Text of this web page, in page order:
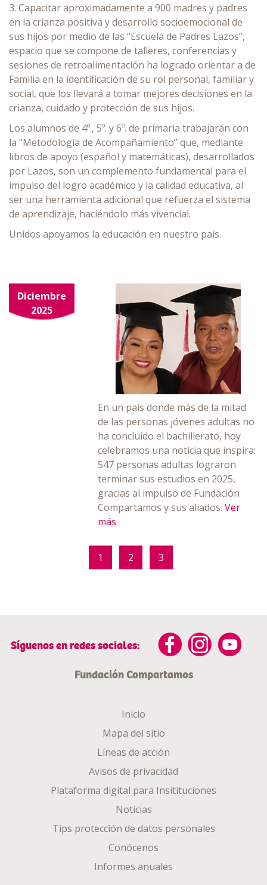
3. Capacitar aproximadamente a 900 madres y padres
en la crianza positiva y desarrollo socioemocional de
sus hijos por medio de las “Escuela de Padres Lazos”,
espacio que se compone de talleres, conferencias y
sesiones de retroalimentación ha logrado orientar a de
Familia en la identificación de su rol personal, familiar y
social, que los llevará a tomar mejores decisiones en la
crianza, cuidado y protección de sus hijos.
Los alumnos de 4º., 5º. y 6º. de primaria trabajarán con
la “Metodología de Acompañamiento” que, mediante
libros de apoyo (español y matemáticas), desarrollados
por Lazos, son un complemento fundamental para el
impulso del logro académico y la calidad educativa, al
ser una herramienta adicional que refuerza el sistema
de aprendizaje, haciéndolo más vivencial.
Unidos apoyamos la educación en nuestro país.
Diciembre
2025
En un país donde más de la mitad
de las personas jóvenes adultas no
ha concluido el bachillerato, hoy
celebramos una noticia que inspira:
547 personas adultas lograron
terminar sus estudios en 2025,
gracias al impulso de Fundación
Compartamos y sus aliados.Ver
más
1 2 3
Síguenos en redes sociales:
Fundación Compartamos
Inicio
Mapa del sitio
Líneas de acción
Avisos de privacidad
Plataforma digital para Insitituciones
Noticias
Tips protección de datos personales
Conócenos
Informes anuales